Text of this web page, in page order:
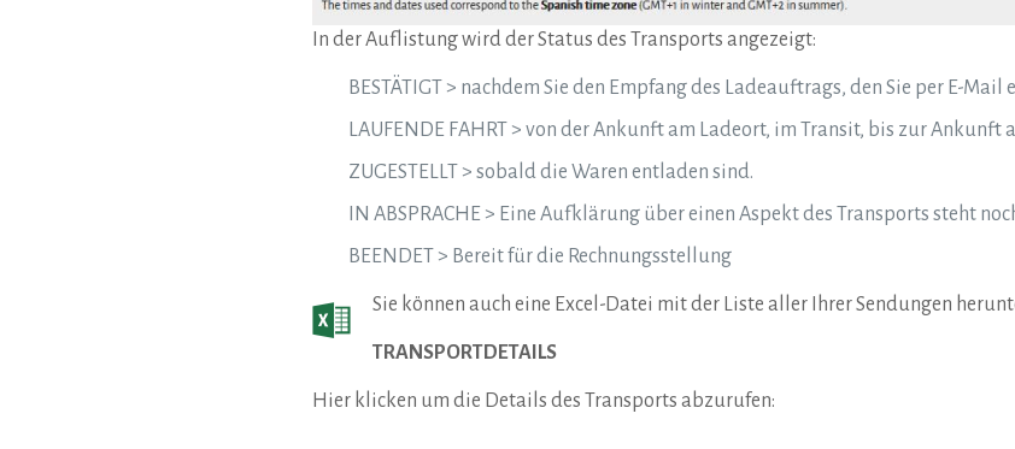
In der Auflistung wird der Status des Transports angezeigt:
BESTÄTIGT > nachdem Sie den Empfang des Ladeauftrags, den Sie per E-
LAUFENDE FAHRT > von der Ankunft am Ladeort, im Transit, bis zur Ankunft
ZUGESTELLT > sobald die Waren entladen sind.
IN ABSPRACHE > Eine Aufklärung über einen Aspekt des Transports steht
BEENDET > Bereit für die Rechnungsstellung
Sie können auch eine Excel-Datei mit der Liste aller Ihrer Sendungen
TRANSPORTDETAILS
Hier klicken um die Details des Transports abzurufen: